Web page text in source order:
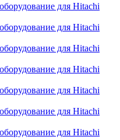
для Hitachi
для Hitachi
для Hitachi
для Hitachi
для Hitachi
для Hitachi
для Hitachi